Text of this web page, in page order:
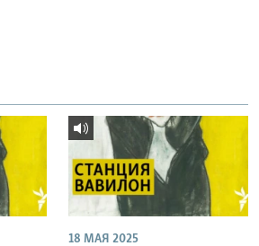
18 МАЯ 2025